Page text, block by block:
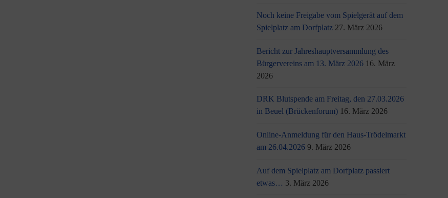
Noch keine Freigabe vom Spielgerät auf dem
Spielplatz am Dorfplatz 27. März 2026
Bericht zur Jahreshauptversammlung des
Bürgervereins am 13. März 2026 16. März
2026
DRK Blutspende am Freitag, den 27.03.2026
in Beuel (Brückenforum) 16. März 2026
Online-Anmeldung für den Haus-Trödelmarkt
am 26.04.2026 9. März 2026
Auf dem Spielplatz am Dorfplatz passiert
etwas… 3. März 2026